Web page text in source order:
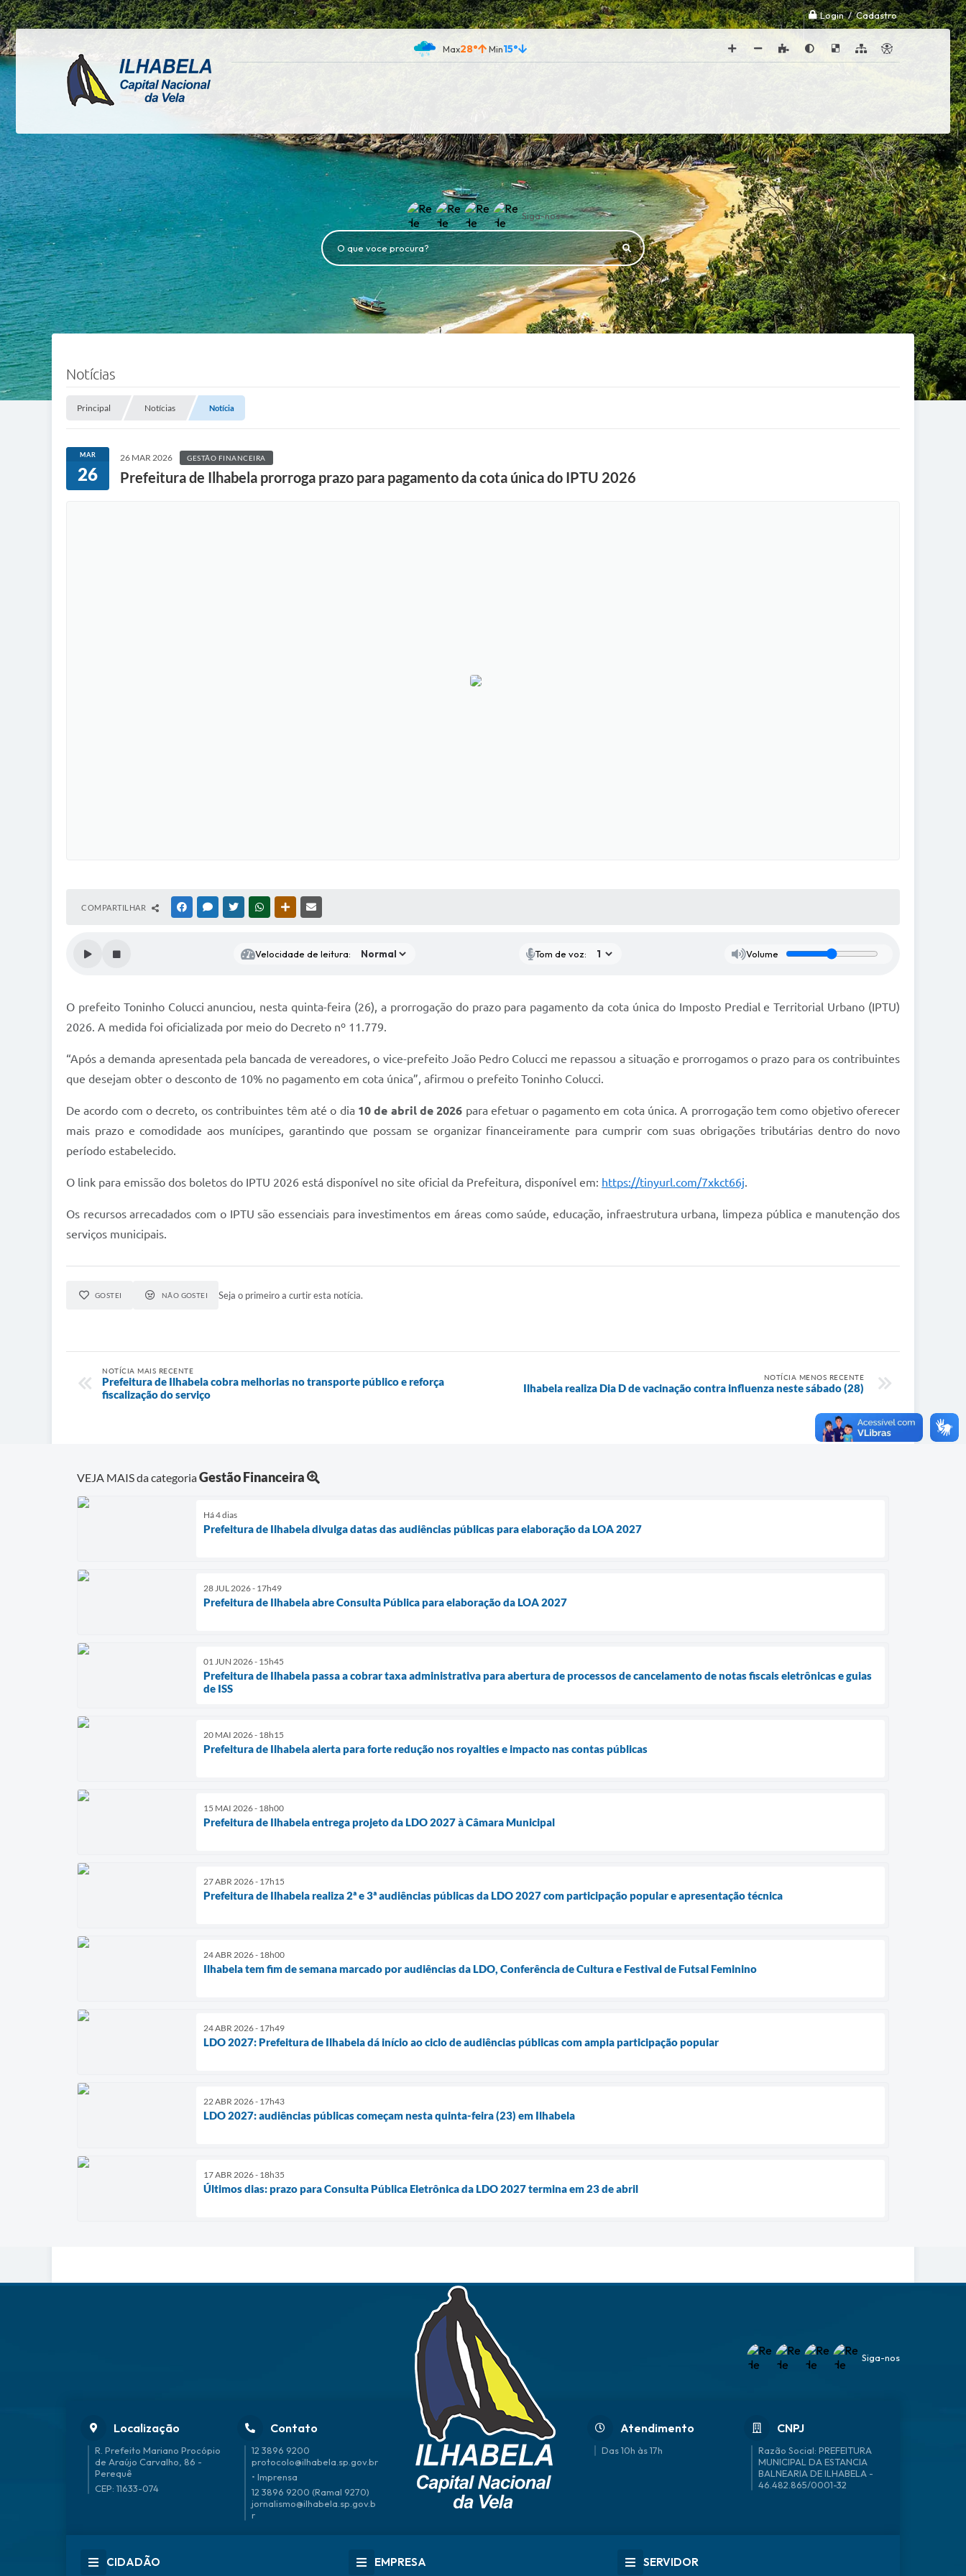
Login / Cadastro
28° 15°
Siga-nos
O que voce procura?
Notícias
Principal Notícias Notícia
MAR
26
26 MAR 2026 GESTÃO FINANCEIRA
Prefeitura de Ilhabela prorroga prazo para pagamento da cota única do IPTU 2026
COMPARTILHAR FACEBOOKMESSENGER
TWITTERWHATSAPPOUTRAS MÍDIAS
Velocidade de leitura: Tom de voz: Volume
O prefeito Toninho Colucci anunciou, nesta quinta-feira (26), a prorrogação do prazo para pagamento da cota única do Imposto Predial e Territorial Urbano (IPTU)
2026. A medida foi oficializada por meio do Decreto nº 11.779.
“Após a demanda apresentada pela bancada de vereadores, o vice-prefeito João Pedro Colucci me repassou a situação e prorrogamos o prazo para os contribuintes
que desejam obter o desconto de 10% no pagamento em cota única”, afirmou o prefeito Toninho Colucci.
De acordo com o decreto, os contribuintes têm até o dia 10 de abril de 2026 para efetuar o pagamento em cota única. A prorrogação tem como objetivo oferecer
mais prazo e comodidade aos munícipes, garantindo que possam se organizar financeiramente para cumprir com suas obrigações tributárias dentro do novo
período estabelecido.
O link para emissão dos boletos do IPTU 2026 está disponível no site oficial da Prefeitura, disponível em: https://tinyurl.com/7xkct66j.
Os recursos arrecadados com o IPTU são essenciais para investimentos em áreas como saúde, educação, infraestrutura urbana, limpeza pública e manutenção dos
serviços municipais.
GOSTEI NÃO GOSTEI Seja o primeiro a curtir esta notícia.
NOTÍCIA MAIS RECENTE
Prefeitura de Ilhabela cobra melhorias no transporte público e reforça
fiscalização do serviço
NOTÍCIA MENOS RECENTE
Ilhabela realiza Dia D de vacinação contra influenza neste sábado (28)
VEJA MAIS da categoriaGestão Financeira
Há 4 dias
Prefeitura de Ilhabela divulga datas das audiências públicas para elaboração da LOA 2027
28 JUL 2026 - 17h49
Prefeitura de Ilhabela abre Consulta Pública para elaboração da LOA 2027
01 JUN 2026 - 15h45
Prefeitura de Ilhabela passa a cobrar taxa administrativa para abertura de processos de cancelamento de notas fiscais eletrônicas e guias
de ISS
20 MAI 2026 - 18h15
Prefeitura de Ilhabela alerta para forte redução nos royalties e impacto nas contas públicas
15 MAI 2026 - 18h00
Prefeitura de Ilhabela entrega projeto da LDO 2027 à Câmara Municipal
27 ABR 2026 - 17h15
Prefeitura de Ilhabela realiza 2ª e 3ª audiências públicas da LDO 2027 com participação popular e apresentação técnica
24 ABR 2026 - 18h00
Ilhabela tem fim de semana marcado por audiências da LDO, Conferência de Cultura e Festival de Futsal Feminino
24 ABR 2026 - 17h49
LDO 2027: Prefeitura de Ilhabela dá início ao ciclo de audiências públicas com ampla participação popular
22 ABR 2026 - 17h43
LDO 2027: audiências públicas começam nesta quinta-feira (23) em Ilhabela
17 ABR 2026 - 18h35
Últimos dias: prazo para Consulta Pública Eletrônica da LDO 2027 termina em 23 de abril
Localização
R. Prefeito Mariano Procópio
de Araújo Carvalho, 86 -
Perequê
CEP: 11633-074
Contato
12 3896 9200
protocolo@ilhabela.sp.gov.br
• Imprensa
12 3896 9200 (Ramal 9270)
jornalismo@ilhabela.sp.gov.b
r
Atendimento
Das 10h às 17h
CNPJ
46.482.865/0001-32
Siga-nos
CIDADÃO EMPRESA SERVIDOR